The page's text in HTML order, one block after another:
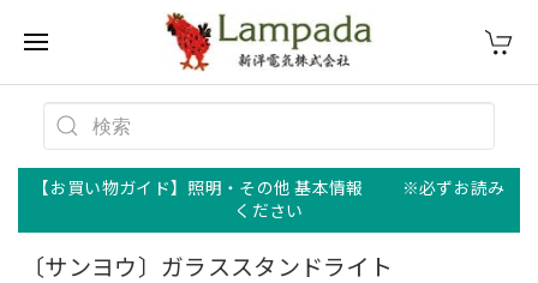
【お買い物ガイド】照明・その他 基本情報 ※必ずお読み
ください
〔サンヨウ〕ガラススタンドライト